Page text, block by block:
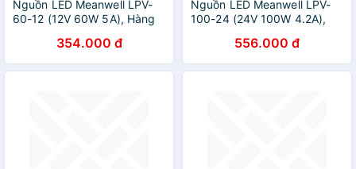
Nguồn LED Meanwell LPV-
60-12 (12V 60W 5A), Hàng
354.000 đ
Nguồn LED Meanwell LPV-
100-24 (24V 100W 4.2A),
556.000 đ